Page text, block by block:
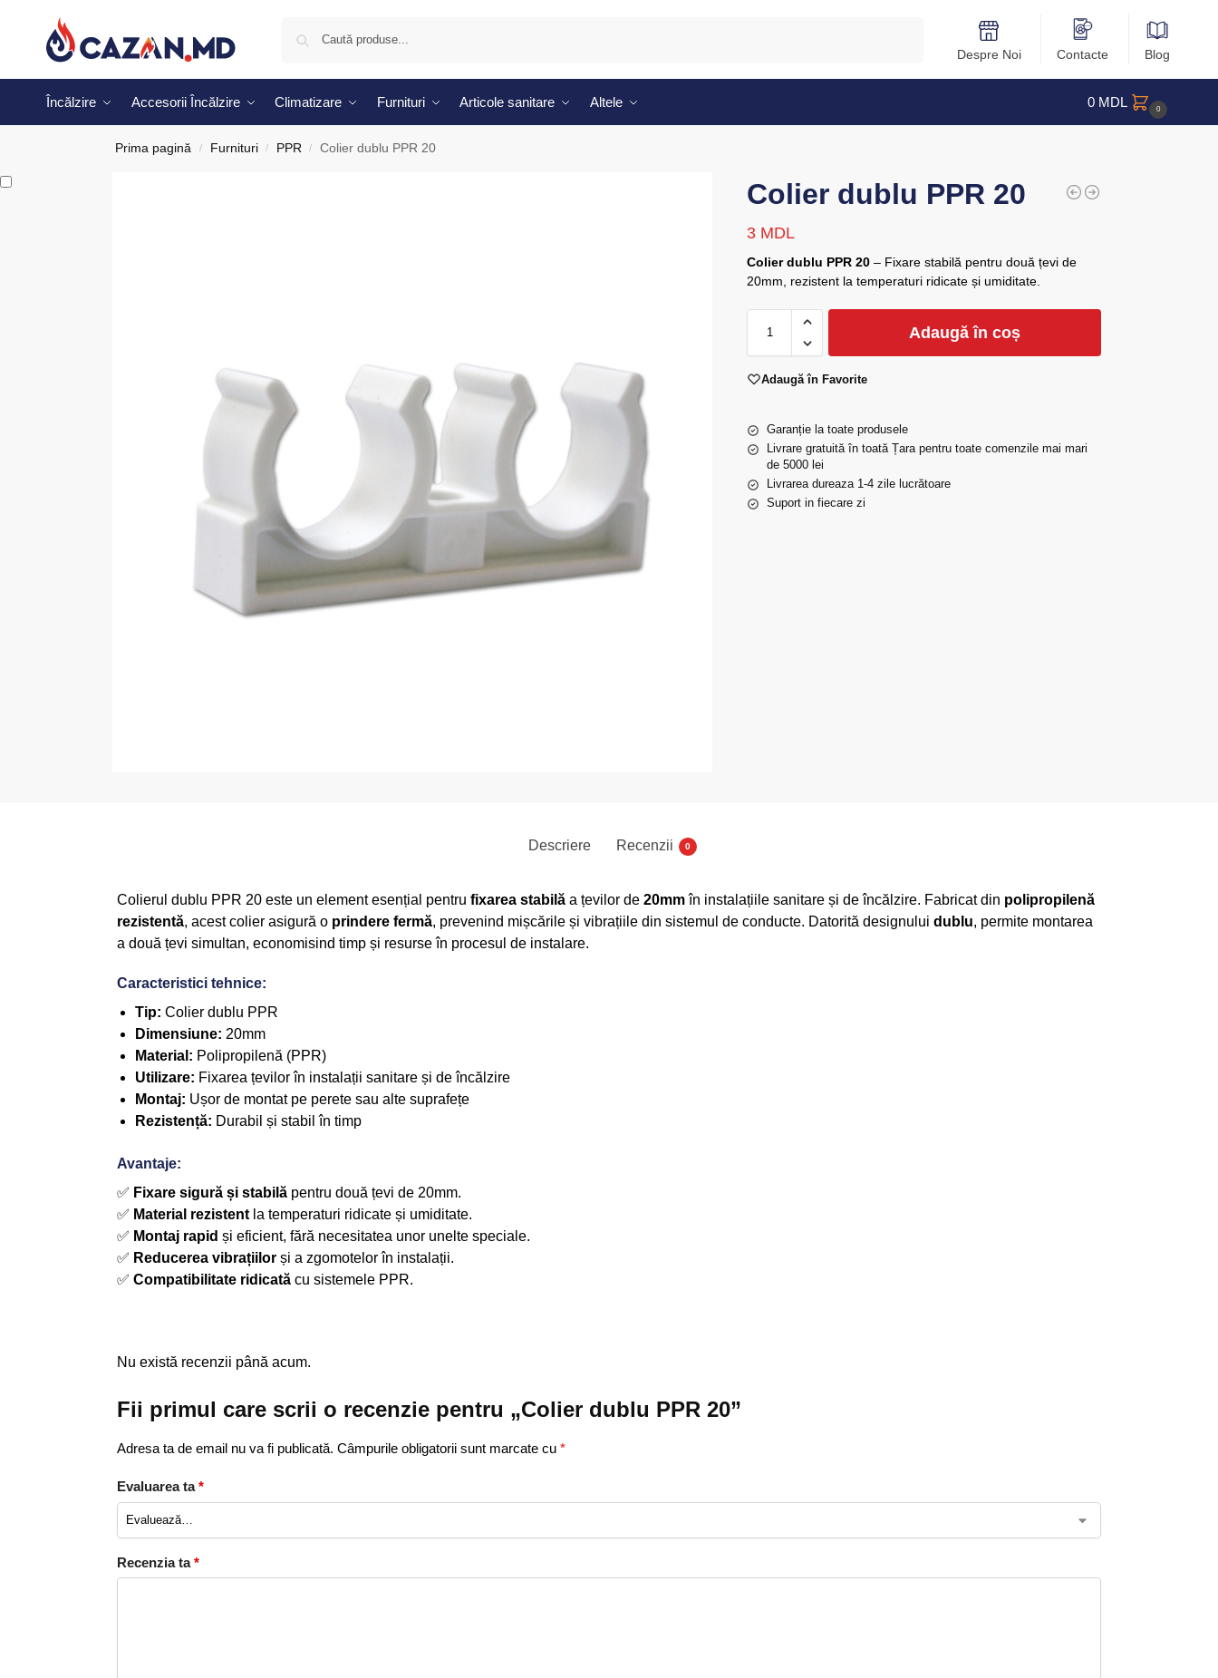
Despre Noi Contacte Blog
Încălzire Accesorii Încălzire Climatizare Furnituri Articole sanitare Altele 0 MDL 0
Prima pagină / Furnituri / PPR / Colier dublu PPR 20
Colier dublu PPR 20
3 MDL
Colier dublu PPR 20 – Fixare stabilă pentru două țevi de
20mm, rezistent la temperaturi ridicate și umiditate.
Adaugă în coș
Adaugă în Favorite
Garanție la toate produsele
Livrare gratuită în toată Țara pentru toate comenzile mai mari
de 5000 lei
Livrarea dureaza 1-4 zile lucrătoare
Suport in fiecare zi
Descriere Recenzii 0
Colierul dublu PPR 20 este un element esențial pentru fixarea stabilăa țevilor de 20mmîn instalațiile sanitare și de încălzire. Fabricat din polipropilenă
rezistentă, acest colier asigură o prindere fermă, prevenind mișcările și vibrațiile din sistemul de conducte. Datorită designului dublu, permite montarea
a două țevi simultan, economisind timp și resurse în procesul de instalare.
Caracteristici tehnice:
Tip: Colier dublu PPR
Dimensiune: 20mm
Material: Polipropilenă (PPR)
Utilizare: Fixarea țevilor în instalații sanitare și de încălzire
Montaj: Ușor de montat pe perete sau alte suprafețe
Rezistență: Durabil și stabil în timp
Avantaje:
✅ Fixare sigură și stabilăpentru două țevi de 20mm.
✅ Material rezistentla temperaturi ridicate și umiditate.
✅ Montaj rapid și eficient, fără necesitatea unor unelte speciale.
✅ Reducerea vibrațiilorși a zgomotelor în instalații.
✅ Compatibilitate ridicatăcu sistemele PPR.
Nu există recenzii până acum.
Fii primul care scrii o recenzie pentru „Colier dublu PPR 20”
Adresa ta de email nu va fi publicată. Câmpurile obligatorii sunt marcate cu *
Evaluarea ta*
Recenzia ta*